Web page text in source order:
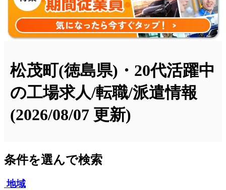
松茂町(徳島県)・20代活躍中
の工場求人/転職/派遣情報
(2026/08/07 更新)
条件を選んで検索
地域